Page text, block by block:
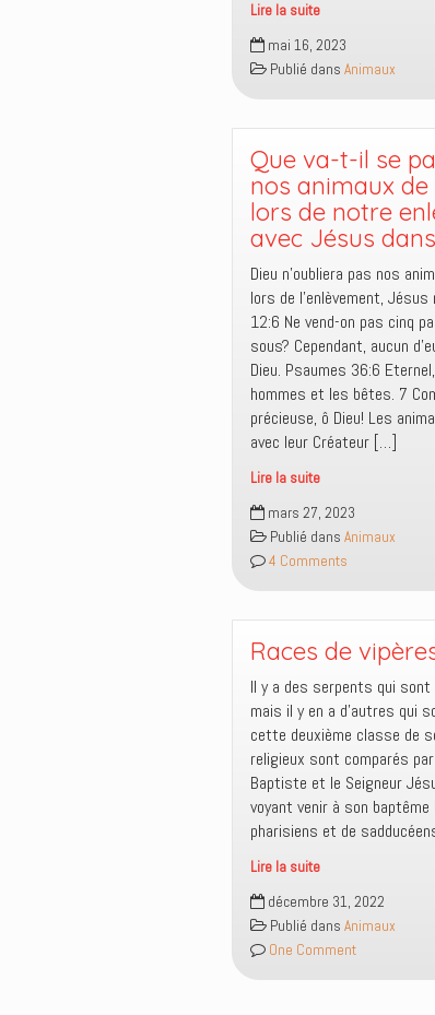
Lire la suite
Le
chien
est
le
meilleur
ami
de
l’homme,
mais
pas
dans
la
Bible
!
mai 16, 2023
Publié dans Animaux
Que va-t-il se
nos animaux
lors de notre
avec Jésus
Dieu n’oubliera pas nos
lors de l’enlèvement,
12:6 Ne vend-on pas cinq
sous? Cependant, aucun
Dieu. Psaumes 36:6
hommes et les bêtes. 7
précieuse, ô Dieu! Les
avec leur Créateur […]
Lire la suite
Que
va-
t-
il
passer
avec
animaux
de
compagnie
lors
de
notre
enlèvement
avec
dans
le
ciel
mars 27, 2023
Publié dans Animaux
4 Comments
Races de
Il y a des serpents qui
mais il y en a d’autres qui
cette deuxième classe de
religieux sont comparés
Baptiste et le Seigneur
voyant venir à son baptême
pharisiens et de
Lire la suite
Races
de
vipères
décembre 31, 2022
Publié dans Animaux
One Comment